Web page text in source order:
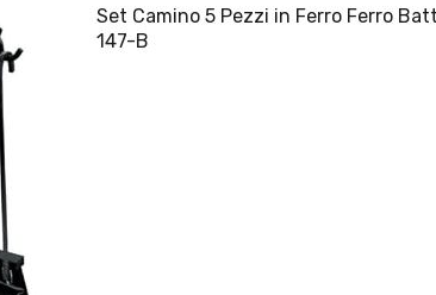
Set Camino 5 Pezzi in Ferro Ferro
147-B